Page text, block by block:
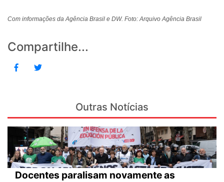
Com informações da Agência Brasil e DW. Foto: Arquivo Agência Brasil
Compartilhe...
Outras Notícias
Docentes paralisam novamente as